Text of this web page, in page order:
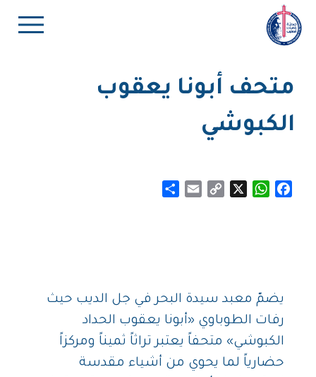
متحف أبونا يعقوب
الكبوشي
Facebook
WhatsApp
Copy
Email
يضمّ معبد سيدة البحر في جل الديب حيث
رفات الطوباوي «أبونا يعقوب الحداد
الكبوشي» متحفاً يعتبر تراثاً ثميناً ومركزاً
حضارياً لما يحوي من أشياء مقدسة